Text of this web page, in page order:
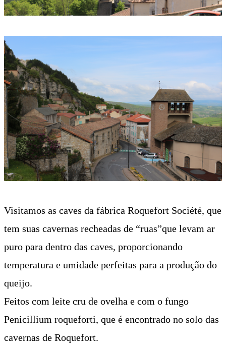
Visitamos as caves da fábrica Roquefort Société, que
tem suas cavernas recheadas de “ruas”que levam ar
puro para dentro das caves, proporcionando
temperatura e umidade perfeitas para a produção do
queijo.
Feitos com leite cru de ovelha e com o fungo
Penicillium roqueforti, que é encontrado no solo das
cavernas de Roquefort.